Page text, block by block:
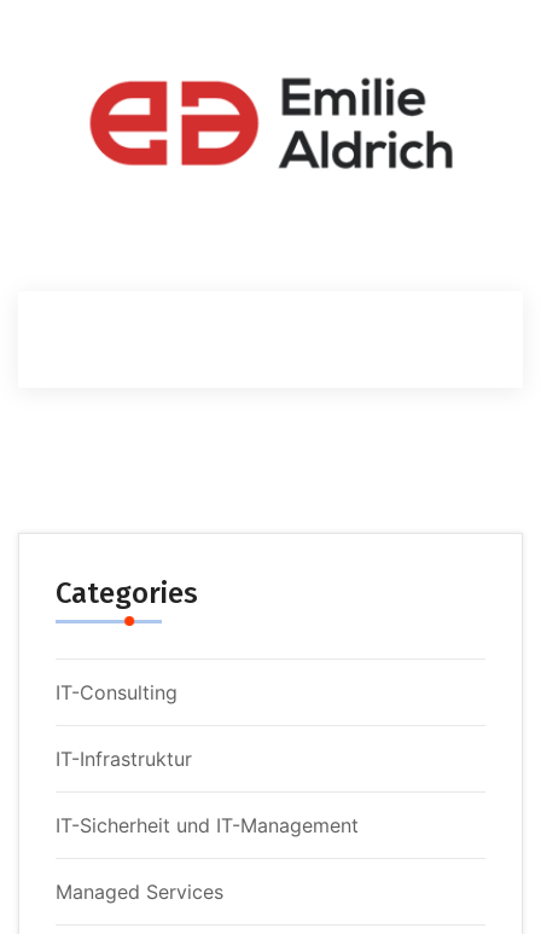
Categories
IT-Consulting
IT-Infrastruktur
IT-Sicherheit und IT-Management
Managed Services